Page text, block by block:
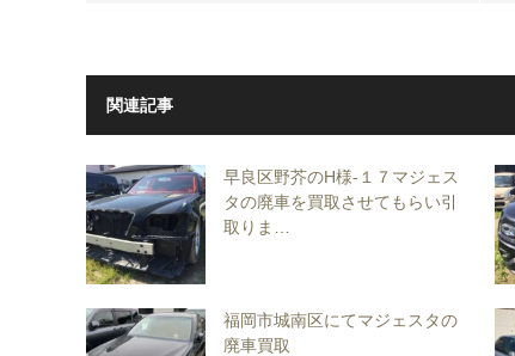
関連記事
早良区野芥のH様-１７マジェス
タの廃車を買取させてもらい引
取りま…
福岡市城南区にてマジェスタの
廃車買取